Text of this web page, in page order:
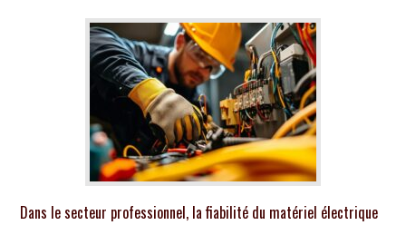
Dans le secteur professionnel, la fiabilité du matériel électrique